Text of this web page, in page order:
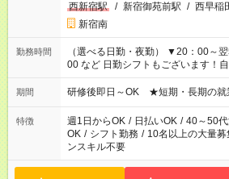
西新宿駅
/ 新宿御苑前駅 / 西早稲
新宿南
勤務時間
（選べる日勤・夜勤） ▼20：00～
00 など 日勤シフトもございます
期間 研修後即日～OK ★短期・長期の就
特徴 週1日からOK / 日払いOK / 40～50
OK / シフト勤務 / 10名以上の大量募
ンスキル不要